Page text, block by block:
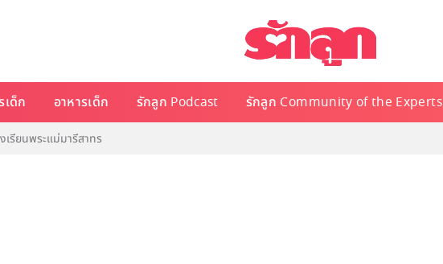
ด็ก อาหารเด็ก รักลูก Podcast รักลูก Community of the Experts
เรียนพระแม่มารีสาทร